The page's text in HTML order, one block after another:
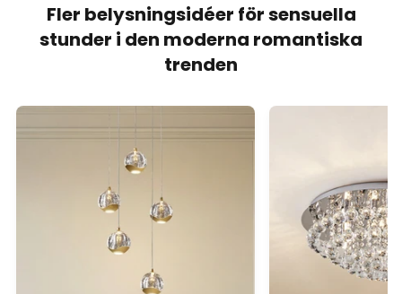
Fler belysningsidéer för sensuella
stunder i den moderna romantiska
trenden